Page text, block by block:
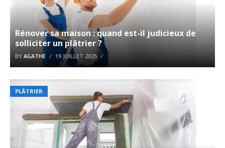
Rénover sa maison : quand est-il judicieux de
solliciter un plâtrier ?
BY AGATHE 19 JUILLET 2025
PLÂTRIER